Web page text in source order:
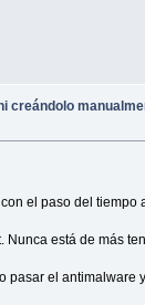
creándolo
el paso del tiempo
está de más
el